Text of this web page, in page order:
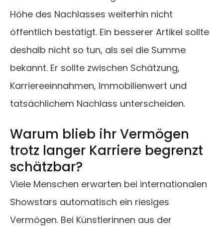
Höhe des Nachlasses weiterhin nicht
öffentlich bestätigt. Ein besserer Artikel sollte
deshalb nicht so tun, als sei die Summe
bekannt. Er sollte zwischen Schätzung,
Karriereeinnahmen, Immobilienwert und
tatsächlichem Nachlass unterscheiden.
Warum blieb ihr Vermögen
trotz langer Karriere begrenzt
schätzbar?
Viele Menschen erwarten bei internationalen
Showstars automatisch ein riesiges
Vermögen. Bei Künstlerinnen aus der